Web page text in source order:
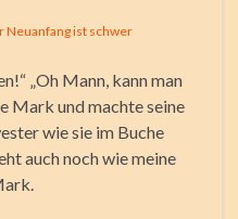
Neuanfang ist schwer
„Oh Mann, kann man
Mark und machte seine
wie sie im Buche
auch noch wie meine